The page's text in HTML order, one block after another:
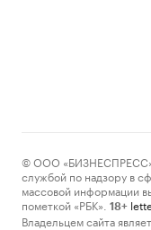
© ООО «БИЗНЕСПРЕСС»,
службой по надзору в
массовой информации
пометкой «РБК».
18+
Владельцем сайта